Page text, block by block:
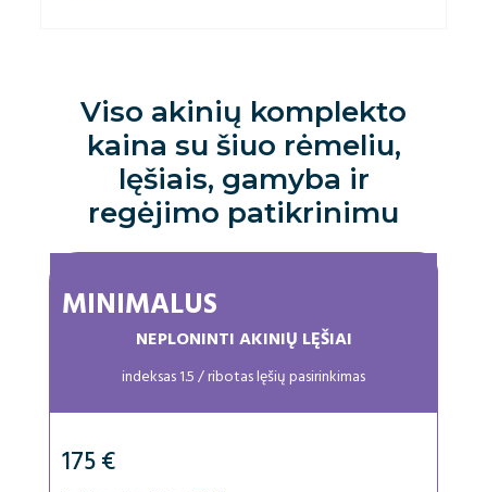
Viso akinių komplekto
kaina su šiuo rėmeliu,
lęšiais, gamyba ir
regėjimo patikrinimu
MINIMALUS
NEPLONINTI AKINIŲ LĘŠIAI
indeksas 1.5 / ribotas lęšių pasirinkimas
175 €